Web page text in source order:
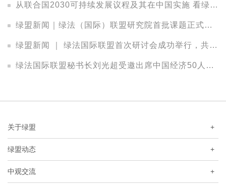
从联合国2030可持续发展议程及其在中国实施 看绿色发展中的法律保障
绿盟新闻｜绿法（国际）联盟研究院首批课题正式立项，把脉中国金融发展新趋势
绿盟新闻 ｜ 绿法国际联盟首次研讨会成功举行，共议资本配置策略、投资实践与管理之道
绿法国际联盟秘书长刘光超受邀出席中国经济50人论坛2017年年会
关于绿盟 +
绿盟动态 +
中观交流 +